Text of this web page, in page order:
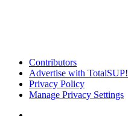
Contributors
Advertise with TotalSUP!
Privacy Policy
Manage Privacy Settings